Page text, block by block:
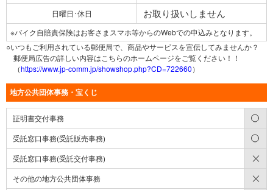
日曜日･休日 お取り扱いしません
※バイク自賠責保険はお客さまスマホ等からのWebでの申込みとなります。
○いつもご利用されている郵便局で、商品やサービスを宣伝してみませんか？
郵便局広告の詳しい内容はこちらのホームページをご覧ください！！
（https://www.jp-comm.jp/showshop.php?CD=722660）
地方公共団体事務・宝くじ
証明書交付事務
受託窓口事務(受託販売事務)
受託窓口事務(受託交付事務)
その他の地方公共団体事務